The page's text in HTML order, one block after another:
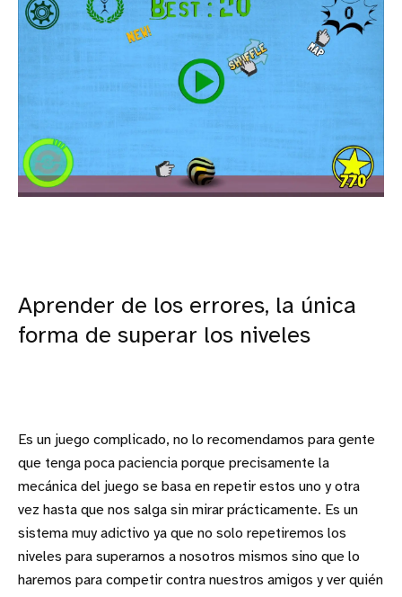
Aprender de los errores, la única
forma de superar los niveles
Es un juego complicado, no lo recomendamos para gente
que tenga poca paciencia porque precisamente la
mecánica del juego se basa en repetir estos uno y otra
vez hasta que nos salga sin mirar prácticamente. Es un
sistema muy adictivo ya que no solo repetiremos los
niveles para superarnos a nosotros mismos sino que lo
haremos para competir contra nuestros amigos y ver quién